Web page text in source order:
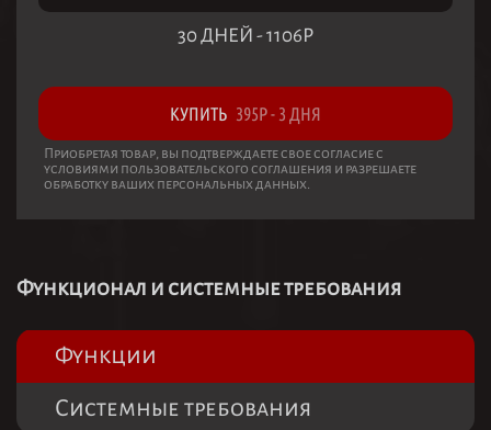
30 ДНЕЙ -1106Р
КУПИТЬ 395Р- 3 ДНЯ
Приобретая товар, вы подтверждаете свое согласие с
условиями пользовательского соглашения и разрешаете
обработку ваших персональных данных.
Функционал и системные требования
Функции
Системные требования